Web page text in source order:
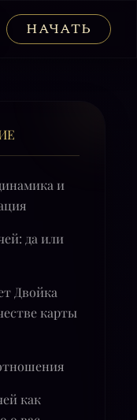
НАЧАТЬ
и
да или
Двойка
карты
как